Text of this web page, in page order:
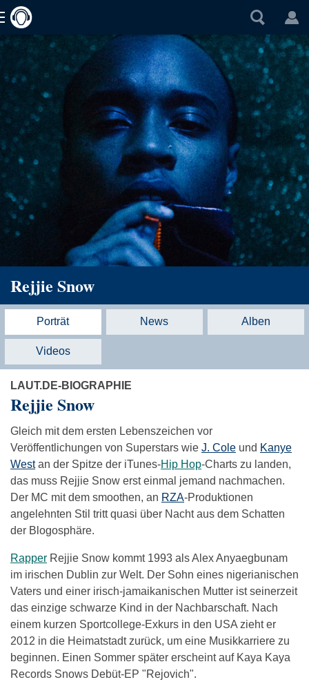
Rejjie Snow
Porträt News Alben
Videos
LAUT.DE-BIOGRAPHIE
Rejjie Snow
Gleich mit dem ersten Lebenszeichen vor
Veröffentlichungen von Superstars wie J. Cole und Kanye
Westan der Spitze der iTunes-Hip Hop-Charts zu landen,
das muss Rejjie Snow erst einmal jemand nachmachen.
Der MC mit dem smoothen, an RZA-Produktionen
angelehnten Stil tritt quasi über Nacht aus dem Schatten
der Blogosphäre.
Rapper Rejjie Snow kommt 1993 als Alex Anyaegbunam
im irischen Dublin zur Welt. Der Sohn eines nigerianischen
Vaters und einer irisch-jamaikanischen Mutter ist seinerzeit
das einzige schwarze Kind in der Nachbarschaft. Nach
einem kurzen Sportcollege-Exkurs in den USA zieht er
2012 in die Heimatstadt zurück, um eine Musikkarriere zu
beginnen. Einen Sommer später erscheint auf Kaya Kaya
Records Snows Debüt-EP "Rejovich".